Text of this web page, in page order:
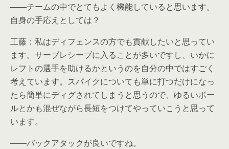
――チームの中でとてもよく機能していると思います。
自身の手応えとしては？
工藤：私はディフェンスの方でも貢献したいと思ってい
ます。サーブレシーブに入ることが多いですし、いかに
レフトの選手を助けるかというのを自分の中ではすごく
考えています。スパイクについても単に打つだけになっ
たら簡単にディグされてしまうと思うので、ゆるいボー
ルとかも混ぜながら長短をつけてやっていこうと思って
います。
――バックアタックが良いですね。